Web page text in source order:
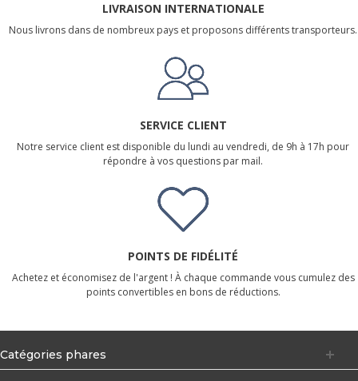
LIVRAISON INTERNATIONALE
Nous livrons dans de nombreux pays et proposons différents transporteurs.
SERVICE CLIENT
Notre service client est disponible du lundi au vendredi, de 9h à 17h pour
répondre à vos questions par mail.
POINTS DE FIDÉLITÉ
Achetez et économisez de l'argent ! À chaque commande vous cumulez des
points convertibles en bons de réductions.
Catégories phares